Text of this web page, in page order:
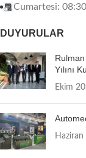
Cumartesi:
DUYURULAR
Yılını
Ekim